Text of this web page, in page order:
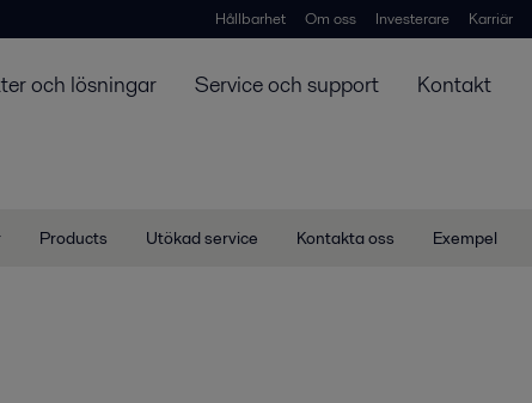
Hållbarhet Om oss Investerare Karriär
och lösningar Service och support Kontakt
Products Utökad service Kontakta oss Exempel